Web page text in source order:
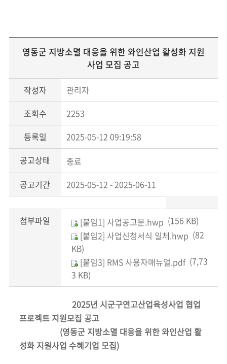
영동군 지방소멸 대응을 위한 와인산업 활성화 지원
사업 모집 공고
작성자
관리자
조회수
2253
등록일
2025-05-12 09:19:58
공고상태
종료
공고기간
2025-05-12 - 2025-06-11
첨부파일 [붙임1] 사업공고문.hwp (156 KB)
[붙임2] 사업신청서식 일체.hwp (82
KB)
[붙임3] RMS 사용자매뉴얼.pdf(7,73
3 KB)
2025년 시군구연고산업육성사업 협업
프로젝트 지원모집 공고
(영동군 지방소멸 대응을 위한 와인산업 활
성화 지원사업 수혜기업 모집)